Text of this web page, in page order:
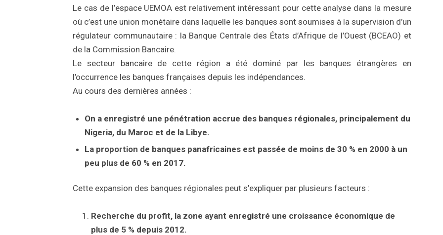
Le cas de l’espace UEMOA est relativement intéressant pour cette analyse dans la mesure
où c’est une union monétaire dans laquelle les banques sont soumises à la supervision d’un
régulateur communautaire : la Banque Centrale des États d’Afrique de l’Ouest (BCEAO) et
de la Commission Bancaire.
Le secteur bancaire de cette région a été dominé par les banques étrangères en
l’occurrence les banques françaises depuis les indépendances.
Au cours des dernières années :
On a enregistré une pénétration accrue des banques régionales, principalement du
Nigeria, du Maroc et de la Libye.
La proportion de banques panafricaines est passée de moins de 30 % en 2000 à un
peu plus de 60 % en 2017.
Cette expansion des banques régionales peut s’expliquer par plusieurs facteurs :
Recherche du profit, la zone ayant enregistré une croissance économique de
plus de 5 % depuis 2012.